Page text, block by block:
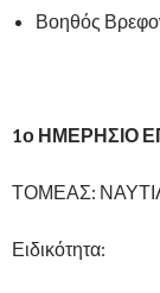
Βοηθός
1ο ΗΜΕΡΗΣΙΟ
ΤΟΜΕΑΣ:
Ειδικότητα: